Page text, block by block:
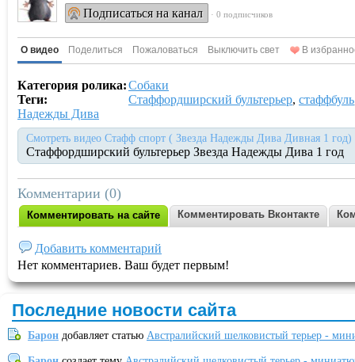
Подписаться на канал · 0 подписчиков
О видео Поделиться Пожаловаться Выключить свет В
Категория ролика:Собаки
Теги:
Стаффордширский бультерьер, стаффбуль
Надежды Дива
Смотреть видео Стафф спорт ( Звезда Надежды Дива Дивная 1 год)
Стаффордширский бультерьер Звезда Надежды Дива 1 год
Комментарии (0)
Комментировать на сайте Комментировать Вконтакте
Добавить комментарий
Нет комментариев. Ваш будет первым!
Последние новости сайта
Барон добавляет статью Австралийский шелковистый терьер -